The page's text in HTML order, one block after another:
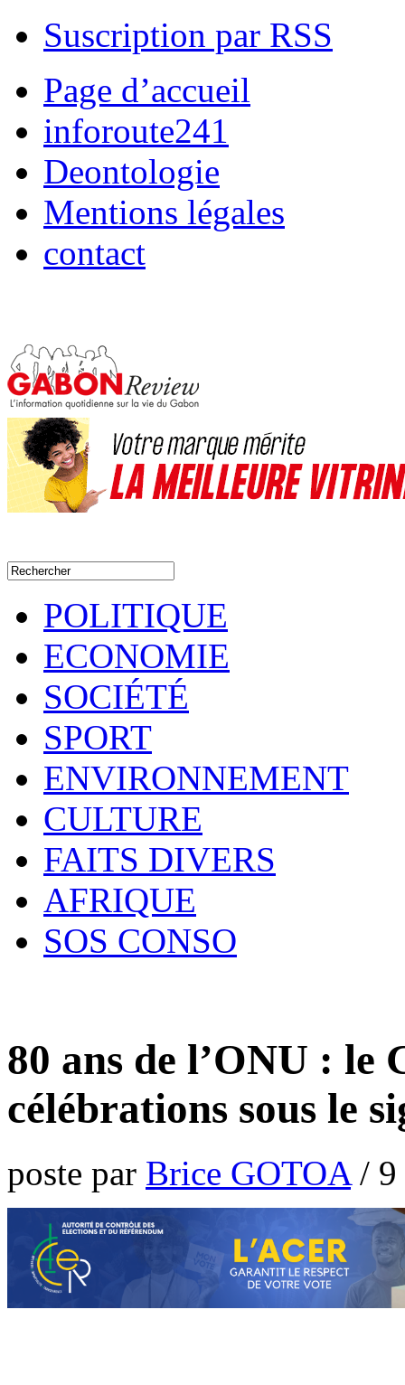
Suscription par RSS
Page d’accueil
inforoute241
Deontologie
Mentions légales
contact
POLITIQUE
ECONOMIE
SOCIÉTÉ
SPORT
ENVIRONNEMENT
CULTURE
FAITS DIVERS
AFRIQUE
SOS CONSO
80 ans de l’ONU : le
célébrations sous le
poste par Brice GOTOA/ 9